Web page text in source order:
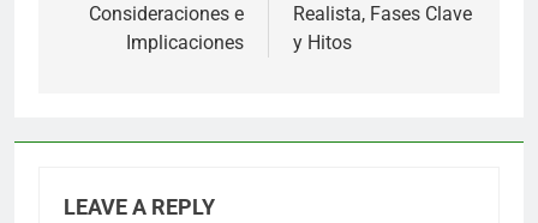
Consideraciones e
Implicaciones
Realista, Fases Clave
y Hitos
LEAVE A REPLY